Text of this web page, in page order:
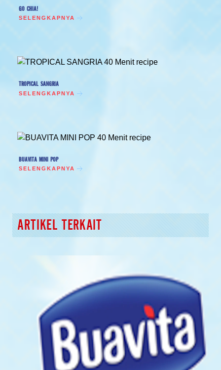
GO CHIA!
SELENGKAPNYA
TROPICAL SANGRIA
SELENGKAPNYA
BUAVITA MINI POP
SELENGKAPNYA
ARTIKEL TERKAIT